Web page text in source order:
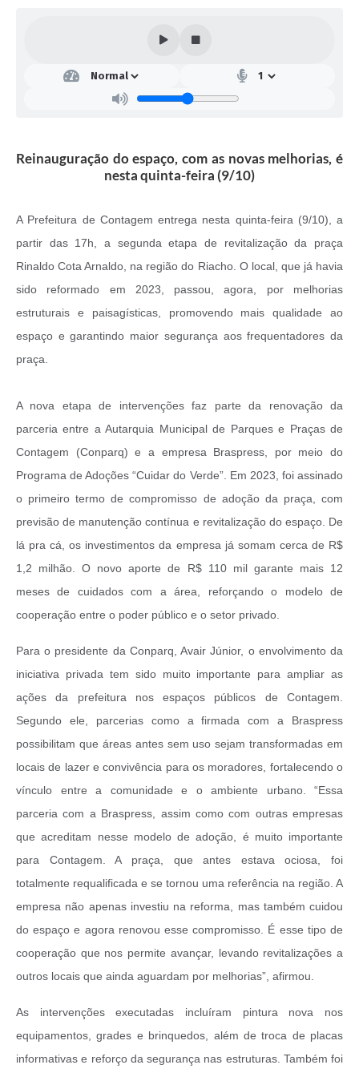
Reinauguração do espaço, com as novas melhorias, é
nesta quinta-feira (9/10)
A Prefeitura de Contagem entrega nesta quinta-feira (9/10), a
partir das 17h, a segunda etapa de revitalização da praça
Rinaldo Cota Arnaldo, na região do Riacho. O local, que já havia
sido reformado em 2023, passou, agora, por melhorias
estruturais e paisagísticas, promovendo mais qualidade ao
espaço e garantindo maior segurança aos frequentadores da
praça.
A nova etapa de intervenções faz parte da renovação da
parceria entre a Autarquia Municipal de Parques e Praças de
Contagem (Conparq) e a empresa Braspress, por meio do
Programa de Adoções “Cuidar do Verde”. Em 2023, foi assinado
o primeiro termo de compromisso de adoção da praça, com
previsão de manutenção contínua e revitalização do espaço. De
lá pra cá, os investimentos da empresa já somam cerca de R$
1,2 milhão. O novo aporte de R$ 110 mil garante mais 12
meses de cuidados com a área, reforçando o modelo de
cooperação entre o poder público e o setor privado.
Para o presidente da Conparq, Avair Júnior, o envolvimento da
iniciativa privada tem sido muito importante para ampliar as
ações da prefeitura nos espaços públicos de Contagem.
Segundo ele, parcerias como a firmada com a Braspress
possibilitam que áreas antes sem uso sejam transformadas em
locais de lazer e convivência para os moradores, fortalecendo o
vínculo entre a comunidade e o ambiente urbano. “Essa
parceria com a Braspress, assim como com outras empresas
que acreditam nesse modelo de adoção, é muito importante
para Contagem. A praça, que antes estava ociosa, foi
totalmente requalificada e se tornou uma referência na região. A
empresa não apenas investiu na reforma, mas também cuidou
do espaço e agora renovou esse compromisso. É esse tipo de
cooperação que nos permite avançar, levando revitalizações a
outros locais que ainda aguardam por melhorias”, afirmou.
As intervenções executadas incluíram pintura nova nos
equipamentos, grades e brinquedos, além de troca de placas
informativas e reforço da segurança nas estruturas. Também foi